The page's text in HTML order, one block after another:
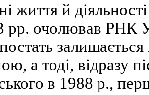
життя й
pp. очолював РНК
а тодi, вiдразу
в 1988 p.,